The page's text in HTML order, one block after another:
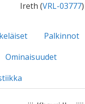
Ireth (VRL-03777)
Palkinnot
Ominaisuudet